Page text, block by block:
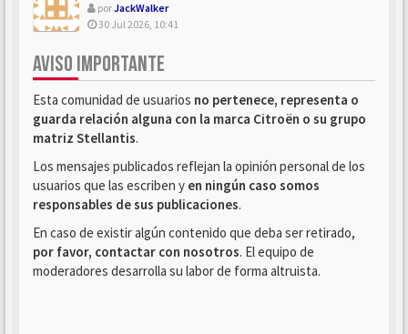
porJackWalker
30 Jul 2026, 10:41
AVISO IMPORTANTE
Esta comunidad de usuarios no pertenece, representa o
guarda relación alguna con la marca Citroën o su grupo
matriz Stellantis.
Los mensajes publicados reflejan la opinión personal de los
usuarios que las escriben y en ningún caso somos
responsables de sus publicaciones.
En caso de existir algún contenido que deba ser retirado,
por favor, contactar con nosotros. El equipo de
moderadores desarrolla su labor de forma altruista.